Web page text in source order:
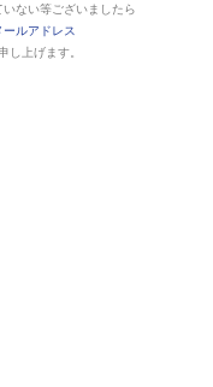
ない等ございましたら
ールアドレス
し上げます。